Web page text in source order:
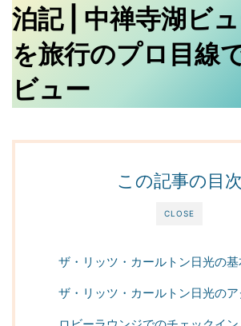
泊記 | 中禅寺湖ビ
を旅行のプロ目線
ビュー
CLOSE
この記事の目次
ザ・リッツ・カールトン日光の
ザ・リッツ・カールトン日光のア